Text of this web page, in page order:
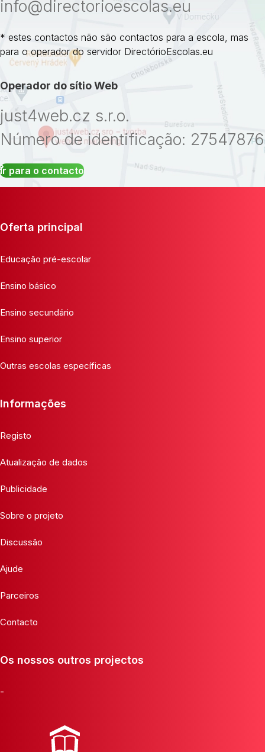
info@directorioescolas.eu
* estes contactos não são contactos para a escola, mas
para o operador do servidor DirectórioEscolas.eu
Operador do sítio Web
just4web.cz s.r.o.
Número de identificação: 27547876
Ir para o contacto
Oferta principal
Educação pré-escolar
Ensino básico
Ensino secundário
Ensino superior
Outras escolas específicas
Informações
Registo
Atualização de dados
Publicidade
Sobre o projeto
Discussão
Ajude
Parceiros
Contacto
Os nossos outros projectos
-